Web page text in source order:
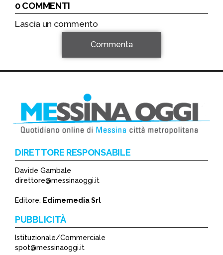
0 COMMENTI
Lascia un commento
*
Commenta
DIRETTORE RESPONSABILE
Davide Gambale
direttore@messinaoggi.it
Editore: Edimemedia Srl
PUBBLICITÀ
Istituzionale/Commerciale
spot@messinaoggi.it